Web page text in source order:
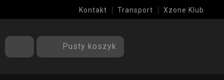
Kontakt Transport Xzone Klub
Pusty koszyk